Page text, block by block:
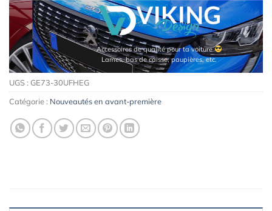
Accessoires de qualité pour ta voiture
Lames, bas de caisse, paupières, etc.
UGS : GE73-30UFHEG
Catégorie : Nouveautés en avant-première